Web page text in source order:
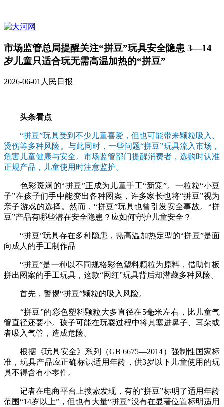
市场监管总局提醒关注“拼豆”玩具安全隐患 3—14
岁儿童只适合玩无需高温加热的“拼豆”
2026-06-01人民日报
头条看点
“拼豆”玩具受到不少儿童喜爱，但也可能带来颗粒吸入、
烫伤等多种风险。与此同时，一些问题“拼豆”玩具流入市场，
危害儿童健康与安全。市场监管部门提醒消费者，选购时认准
正规产品，儿童使用时注意监护。
色彩斑斓的“拼豆”正成为儿童手工“新宠”。一粒粒“小豆
子”在孩子们手中能变出各种图案，许多家长也将“拼豆”视为
亲子游戏的选择。然而，“拼豆”玩具也曾引发安全事故。“拼
豆”产品有哪些潜在安全隐患？应如何守护儿童安全？
“拼豆”玩具存在多种隐患，需高温加热定型的“拼豆”是面
向成人的手工制作品
“拼豆”是一种以不同规格彩色塑料颗粒为原料，借助钉板
拼出图案的手工玩具，这款“网红”玩具背后却潜藏多种风险。
首先，警惕“拼豆”颗粒的吸入风险。
“拼豆”的彩色塑料颗粒大多直径在5毫米左右，比儿童气
管直径还要小。孩子可能在玩耍过程中将其塞进鼻子、耳朵或
者吸入气管，造成危险。
根据《玩具安全》系列（GB 6675—2014）强制性国家标
准，玩具产品应正确标识适用年龄，供3岁以下儿童使用的玩
具不得含有小零件。
记者在电商平台上搜索发现，有的“拼豆”标明了适用年龄
范围“14岁以上”，但也有大量“拼豆”没有在显著位置标明适用